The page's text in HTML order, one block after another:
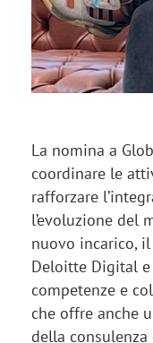
La nomina a
coordinare le
rafforzare
l’evoluzione del
nuovo incarico,
Deloitte Digital
competenze e
che offre anche
della consulenza